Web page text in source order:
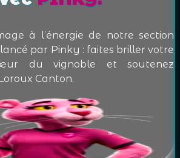
à l’énergie de notre section
par Pinky : faites briller votre
du vignoble et soutenez
Canton.